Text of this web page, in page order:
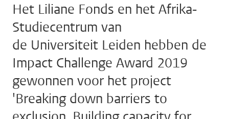
Het Liliane Fonds en het Afrika-
Studiecentrum van
de Universiteit Leiden hebben de
Impact Challenge Award 2019
gewonnen voor het project
'Breaking down barriers to